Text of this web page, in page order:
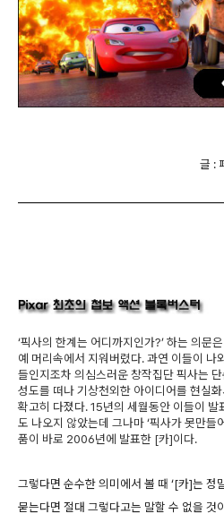
글 :
‘픽사의 한계는 어디까지인가?’ 하는 의문
예 머리속에서 지워버렸다. 과연 이들이 나
들인지조차 의심스러운 창작집단 픽사는
성도를 떠나 기상천외한 아이디어를 현실
확고히 다졌다. 15년의 세월동안 이들이 발
도 나오지 않았는데 그나마 ‘픽사가 못만들
품이 바로 2006년에 발표한 [카]이다.
그렇다면 순수한 의미에서 볼 때 ‘[카]는 정
묻는다면 절대 그렇다고는 말할 수 없을 것